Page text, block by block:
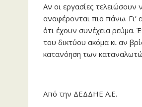
Αν οι εργασίες
αναφέρονται πιο πάνω. Γι’
ότι έχουν συνέχεια ρεύμα.
του δικτύου ακόμα κι αν
κατανόηση των
Από την ΔΕΔΔΗΕ Α.Ε.